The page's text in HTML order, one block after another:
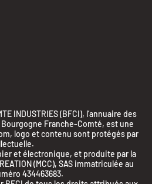
INDUSTRIES (BFCI), l’annuaire des
Franche-Comté, est une
logo et contenu sont protégés par
et électronique, et produite par la
(MCC), SAS immatriculée au
434463683.